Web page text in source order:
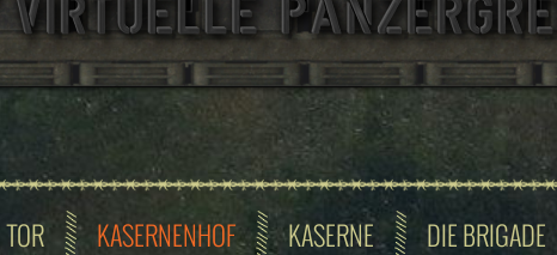
TOR KASERNENHOF KASERNE DIE BRIGADE